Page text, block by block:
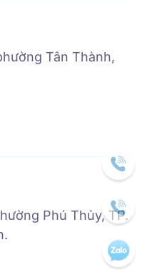
Tân Thành,
Phú Thủy, TP.